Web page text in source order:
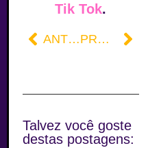
Tik Tok.
ANTERIOR PRÓXIMO
Talvez você goste
destas postagens: